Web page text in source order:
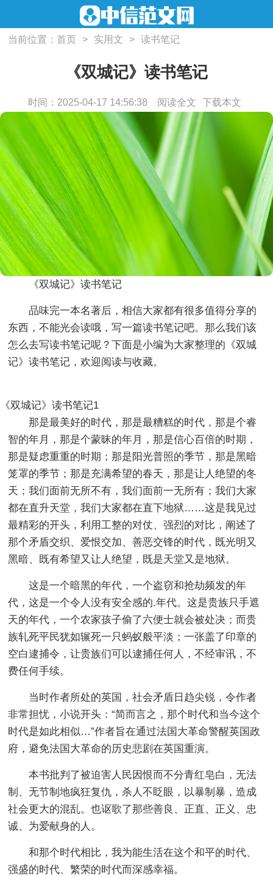
当前位置：首页 > 实用文 > 读书笔记
《双城记》读书笔记
时间：2025-04-17 14:56:38 阅读全文 下载本文
《双城记》读书笔记
品味完一本名著后，相信大家都有很多值得分享的
东西，不能光会读哦，写一篇读书笔记吧。那么我们该
怎么去写读书笔记呢？下面是小编为大家整理的《双城
记》读书笔记，欢迎阅读与收藏。
《双城记》读书笔记1
那是最美好的时代，那是最糟糕的时代，那是个睿
智的年月，那是个蒙昧的年月，那是信心百倍的时期，
那是疑虑重重的时期；那是阳光普照的季节，那是黑暗
笼罩的季节；那是充满希望的春天，那是让人绝望的冬
天；我们面前无所不有，我们面前一无所有；我们大家
都在直升天堂，我们大家都在直下地狱……这是我见过
最精彩的开头，利用工整的对仗、强烈的对比，阐述了
那个矛盾交织、爱恨交加、善恶交锋的时代，既光明又
黑暗、既有希望又让人绝望，既是天堂又是地狱。
这是一个暗黑的年代，一个盗窃和抢劫频发的年
代，这是一个令人没有安全感的.年代。这是贵族只手遮
天的年代，一个农家孩子偷了六便士就会被处决；而贵
族轧死平民犹如辗死一只蚂蚁般平淡；一张盖了印章的
空白逮捕令，让贵族们可以逮捕任何人，不经审讯，不
费任何手续。
当时作者所处的英国，社会矛盾日趋尖锐，令作者
非常担忧，小说开头：“简而言之，那个时代和当今这个
时代是如此相似…”作者旨在通过法国大革命警醒英国政
府，避免法国大革命的历史悲剧在英国重演。
本书批判了被迫害人民因恨而不分青红皂白，无法
制、无节制地疯狂复仇，杀人不眨眼，以暴制暴，造成
社会更大的混乱。也讴歌了那些善良、正直、正义、忠
诚、为爱献身的人。
和那个时代相比，我为能生活在这个和平的时代、
强盛的时代、繁荣的时代而深感幸福。